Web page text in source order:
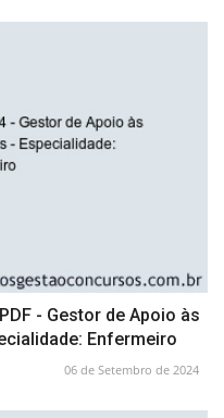
- Gestor de Apoio às
Enfermeiro
06 de Setembro de 2024